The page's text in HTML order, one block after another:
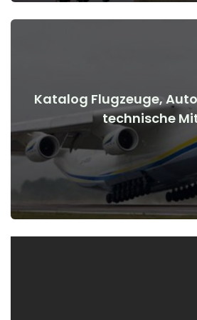
Katalog Flugzeuge,
technische
Flugzeuge, Autos, technische
Kriegsbeginn
Details anzeigen